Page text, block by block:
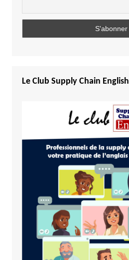
Le Club Supply Chain English